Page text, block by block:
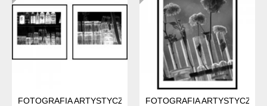
FOTOGRAFIA ARTYSTYCZNA 2 SZTUKI 12-13FFOTOGRAFIA ARTYSTYCZNA